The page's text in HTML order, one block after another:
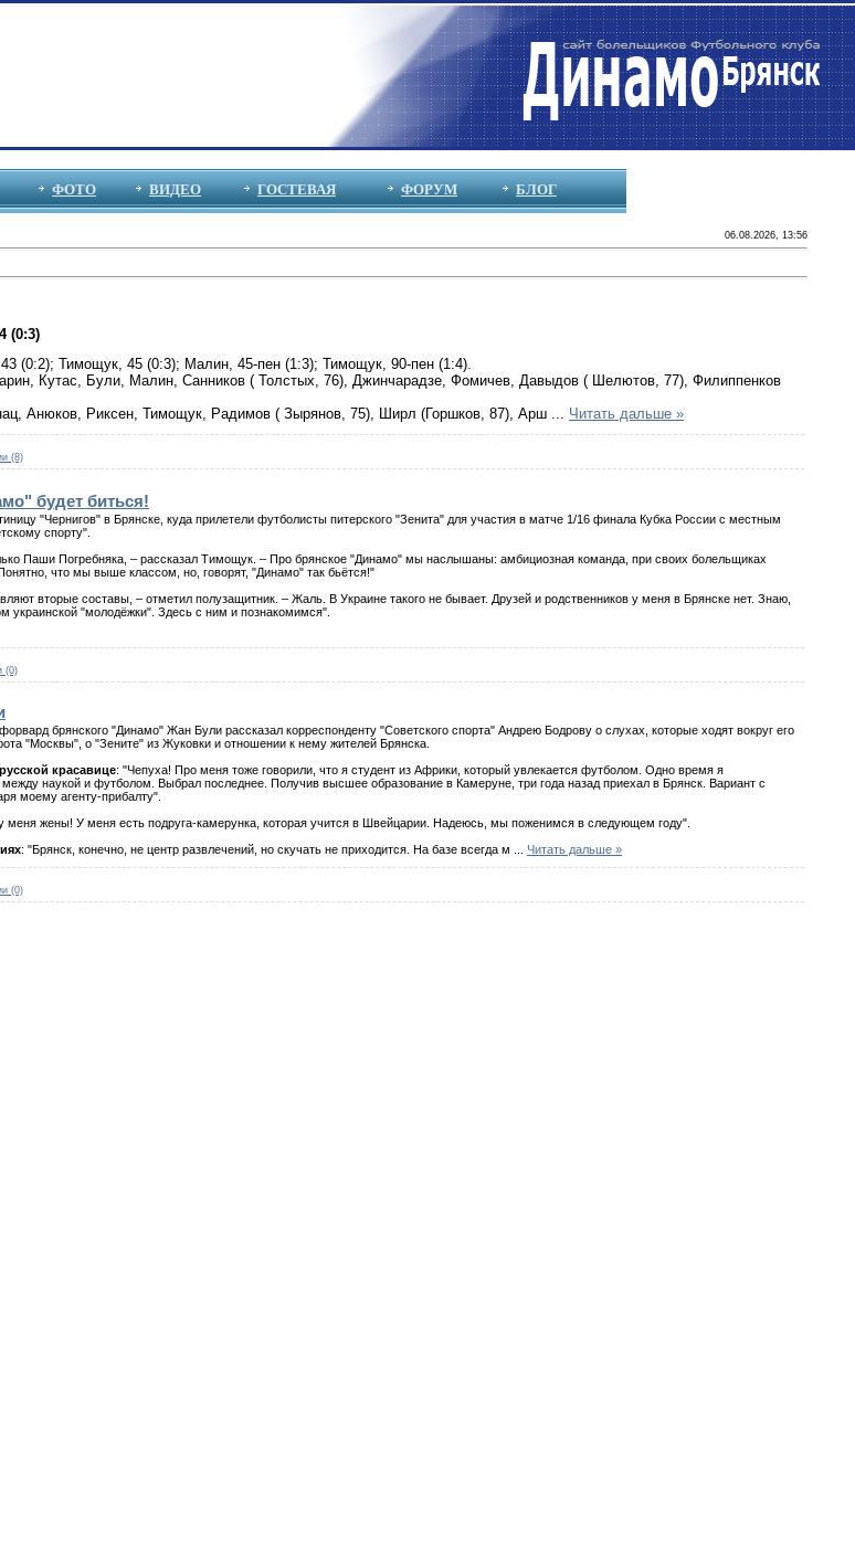
ФОТО ВИДЕО ГОСТЕВАЯ ФОРУМ БЛОГ
06.08.2026, 13:56
(0:3)
(0:2); Тимощук, 45 (0:3); Малин, 45-пен (1:3); Тимощук, 90-пен (1:4).
Кутас, Були, Малин, Санников ( Толстых, 76), Джинчарадзе, Фомичев, Давыдов ( Шелютов, 77), Филиппенков
Анюков, Риксен, Тимощук, Радимов ( Зырянов, 75), Ширл (Горшков, 87), Арш Читать дальше »
(8)
будет биться!
"Чернигов" в Брянске, куда прилетели футболисты питерского "Зенита" для участия в матче 1/16 финала Кубка России с местным
спорту".
Паши Погребняка, – рассказал Тимощук. – Про брянское "Динамо" мы наслышаны: амбициозная команда, при своих болельщиках
что мы выше классом, но, говорят, "Динамо" так бьётся!"
вторые составы, – отметил полузащитник. – Жаль. В Украине такого не бывает. Друзей и родственников у меня в Брянске нет. Знаю,
украинской "молодёжки". Здесь с ним и познакомимся".
(0)
брянского "Динамо" Жан Були рассказал корреспонденту "Советского спорта" Андрею Бодрову о слухах, которые ходят вокруг его
"Москвы", о "Зените" из Жуковки и отношении к нему жителей Брянска.
красавице: "Чепуха! Про меня тоже говорили, что я студент из Африки, который увлекается футболом. Одно время я
между наукой и футболом. Выбрал последнее. Получив высшее образование в Камеруне, три года назад приехал в Брянск. Вариант с
моему агенту-прибалту".
меня жены! У меня есть подруга-камерунка, которая учится в Швейцарии. Надеюсь, мы поженимся в следующем году".
: "Брянск, конечно, не центр развлечений, но скучать не приходится. На базе всегда м Читать дальше »
(0)